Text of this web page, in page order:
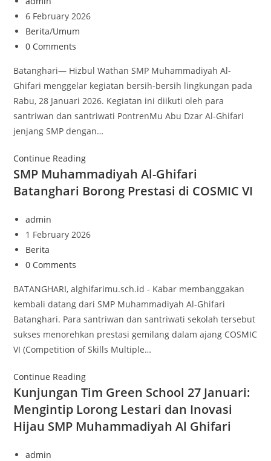
6 February 2026
Berita/Umum
0 Comments
Batanghari— Hizbul Wathan SMP Muhammadiyah Al-
Ghifari menggelar kegiatan bersih-bersih lingkungan pada
Rabu, 28 Januari 2026. Kegiatan ini diikuti oleh para
santriwan dan santriwati PontrenMu Abu Dzar Al-Ghifari
jenjang SMP dengan…
Continue Reading
SMP Muhammadiyah Al-Ghifari
Batanghari Borong Prestasi di COSMIC VI
admin
1 February 2026
Berita
0 Comments
BATANGHARI, alghifarimu.sch.id - Kabar membanggakan
kembali datang dari SMP Muhammadiyah Al-Ghifari
Batanghari. Para santriwan dan santriwati sekolah tersebut
sukses menorehkan prestasi gemilang dalam ajang COSMIC
VI (Competition of Skills Multiple…
Continue Reading
Kunjungan Tim Green School 27 Januari:
Mengintip Lorong Lestari dan Inovasi
Hijau SMP Muhammadiyah Al Ghifari
admin